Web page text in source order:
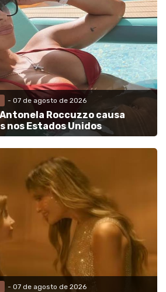
- 07 de agosto de 2026
Antonela Roccuzzo causa
nos Estados Unidos
- 07 de agosto de 2026